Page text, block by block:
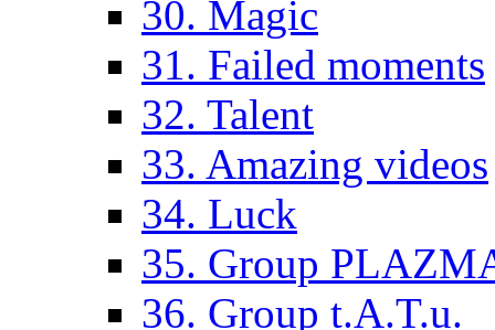
30. Magic
31. Failed moments
32. Talent
33. Amazing videos
34. Luck
35. Group
36. Group t.A.T.u.